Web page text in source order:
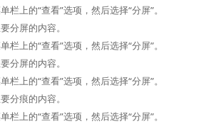
栏上的“查看”选项，然后选择“分屏”。
分屏的内容。
栏上的“查看”选项，然后选择“分屏”。
分屏的内容。
栏上的“查看”选项，然后选择“分屏”。
分痕的内容。
栏上的“查看”选项，然后选择“分屏”。